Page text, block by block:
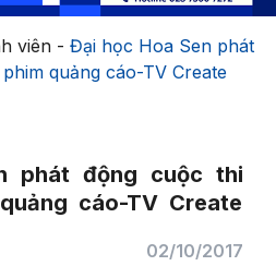
viên- Đại học Hoa Sen phát
quảng cáo-TV Create
phát động cuộc thi
cáo-TV Create
02/10/2017